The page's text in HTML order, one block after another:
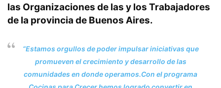
las Organizaciones de las y los Trabajadores
de la provincia de Buenos Aires.
“Estamos orgullos de poder impulsar iniciativas que
promueven el crecimiento y desarrollo de las
comunidades en donde operamos.Con el programa